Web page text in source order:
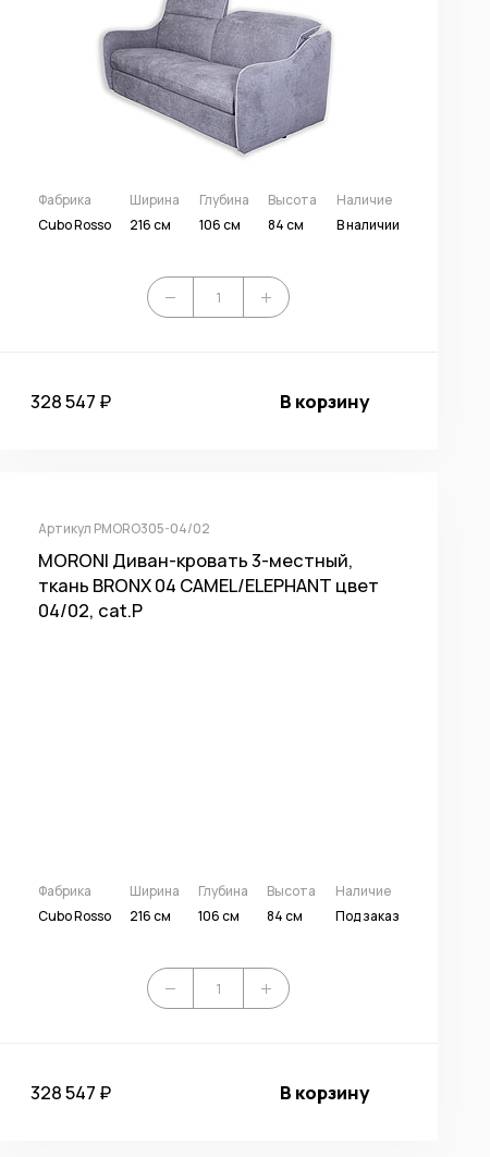
Фабрика
Cubo Rosso
Ширина
216 см
Глубина
106 см
Высота
84 см
Наличие
В наличии
328 547 ₽ В корзину
Артикул PMORO305-04/02
MORONI Диван-кровать 3-местный,
ткань BRONX 04 CAMEL/ELEPHANT цвет
04/02, cat.P
Фабрика
Cubo Rosso
Ширина
216 см
Глубина
106 см
Высота
84 см
Наличие
Под заказ
328 547 ₽ В корзину